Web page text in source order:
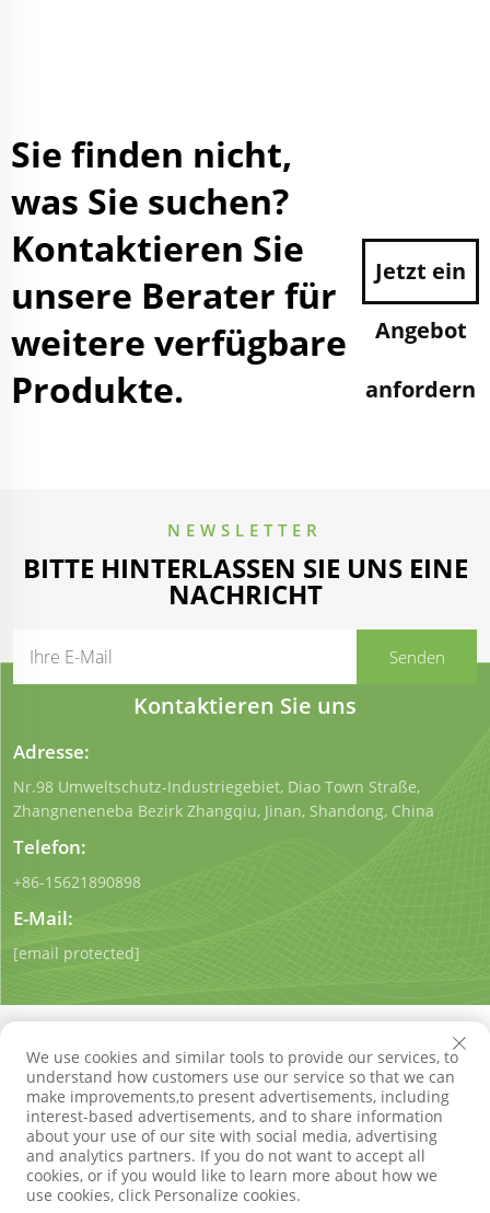
Sie finden nicht,
was Sie suchen?
Kontaktieren Sie
unsere Berater für
weitere verfügbare
Produkte.
Jetzt ein
Angebot
anfordern
NEWSLETTER
BITTE HINTERLASSEN SIE UNS EINE
NACHRICHT
Kontaktieren Sie uns
Adresse:
Nr.98 Umweltschutz-Industriegebiet, Diao Town Straße,
Zhangneneneba Bezirk Zhangqiu, Jinan, Shandong, China
Telefon:
+86-15621890898
E-Mail:
[email protected]
Urheberrecht © Shandong Qigong Environmental Protection
Technology Co., Ltd. Alle Rechte vorbehalten
Datenschutzrichtlinie
Blog
We use cookies and similar tools to provide our services, to
understand how customers use our service so that we can
make improvements,to present advertisements, including
interest-based advertisements, and to share information
about your use of our site with social media, advertising
and analytics partners. If you do not want to accept all
cookies, or if you would like to learn more about how we
use cookies, click Personalize cookies.